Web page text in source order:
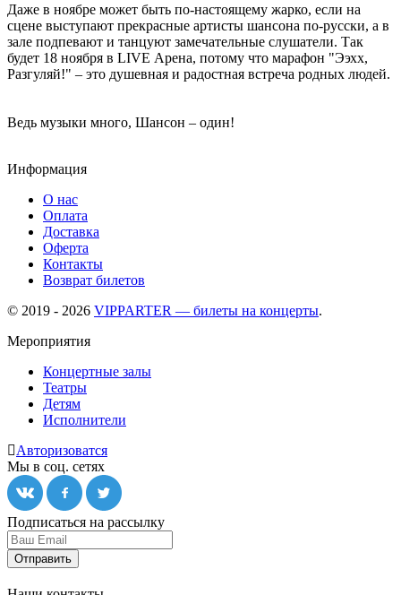
Даже в ноябре может быть по-настоящему жарко, если на
сцене выступают прекрасные артисты шансона по-русски, а в
зале подпевают и танцуют замечательные слушатели. Так
будет 18 ноября в LIVE Арена, потому что марафон "Ээхх,
Разгуляй!" – это душевная и радостная встреча родных людей.
Ведь музыки много, Шансон – один!
Информация
О нас
Оплата
Доставка
Оферта
Контакты
Возврат билетов
© 2019 - 2026 VIPPARTER — билеты на концерты.
Мероприятия
Концертные залы
Театры
Детям
Исполнители
Авторизоватся
Мы в соц. сетях
Подписаться на рассылку
Отправить